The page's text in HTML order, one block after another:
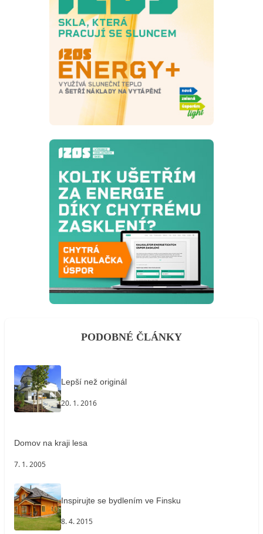
PODOBNÉ ČLÁNKY
Lepší než originál
20. 1. 2016
Domov na kraji lesa
7. 1. 2005
Inspirujte se bydlením ve Finsku
8. 4. 2015